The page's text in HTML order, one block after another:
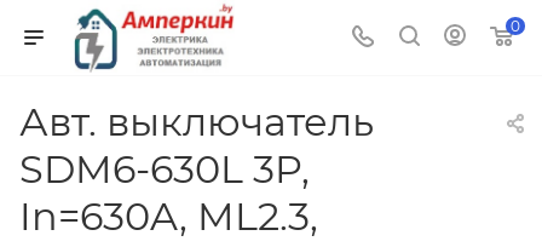
0
Авт. выключатель
SDM6-630L 3P,
In=630A, ML2.3,